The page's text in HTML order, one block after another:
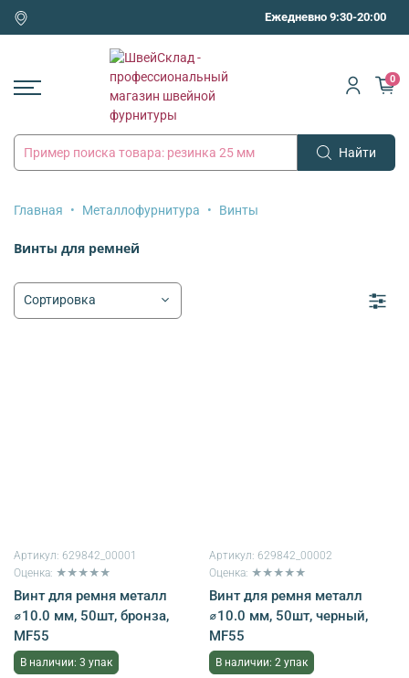
Ежедневно 9:30-20:00
Найти
0
Главная Металлофурнитура Винты
Винты для ремней
Артикул: 629842_00001
Оценка: ★★★★★
Винт для ремня металл
⌀10.0 мм, 50шт, бронза,
MF55
В наличии: 3 упак
Артикул: 629842_00002
Оценка: ★★★★★
Винт для ремня металл
⌀10.0 мм, 50шт, черный,
MF55
В наличии: 2 упак